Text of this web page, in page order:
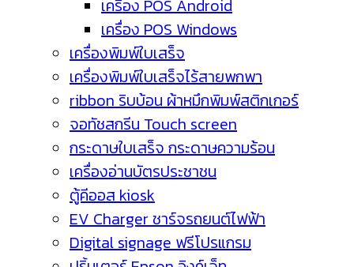
เครื่อง POS Android
เครื่อง POS Windows
เครื่องพิมพ์ใบเสร็จ
เครื่องพิมพ์ใบเสร็จไร้สายพกพา
ribbon ริบบ้อน ผ้าหมึกพิมพ์สติกเกอร์
จอทัชสกรีน Touch screen
กระดาษใบเสร็จ กระดาษความร้อน
เครื่องอ่านบัตรประชาชน
ตู้คีออส kiosk
EV Charger ชาร์จรถยนต์ไฟฟ้า
Digital signage ฟรีโปรแกรม